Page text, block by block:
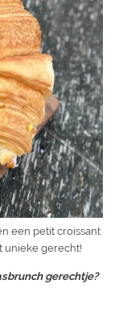
een petit croissant
unieke gerecht!
gerechtje?